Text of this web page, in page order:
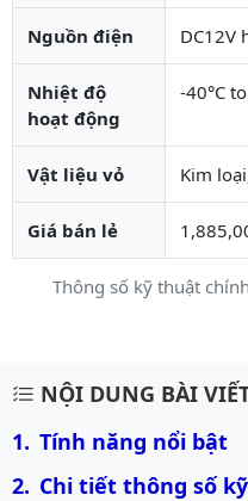
Thông số kỹ thuật
Nguồn điện DC12V
Nhiệt độ
hoạt động
-40°C
Vật liệu vỏ Kim
Giá bán lẻ
Mô tả chi tiết
NỘI DUNG BÀI
Tính năng nổi bật
Chi tiết thông số